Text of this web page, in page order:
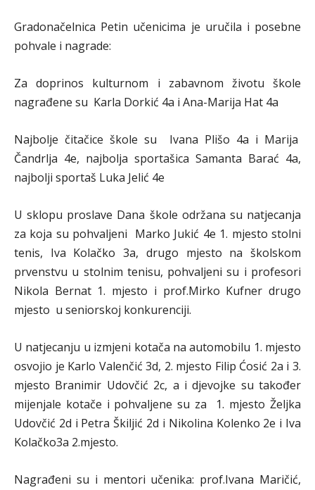
Gradonačelnica Petin učenicima je uručila i posebne
pohvale i nagrade:
Za doprinos kulturnom i zabavnom životu škole
nagrađene su Karla Dorkić 4a i Ana-Marija Hat 4a
Najbolje čitačice škole su Ivana Plišo 4a i Marija
Čandrlja 4e, najbolja sportašica Samanta Barać 4a,
najbolji sportaš Luka Jelić 4e
U sklopu proslave Dana škole održana su natjecanja
za koja su pohvaljeni Marko Jukić 4e 1. mjesto stolni
tenis, Iva Kolačko 3a, drugo mjesto na školskom
prvenstvu u stolnim tenisu, pohvaljeni su i profesori
Nikola Bernat 1. mjesto i prof.Mirko Kufner drugo
mjesto u seniorskoj konkurenciji.
U natjecanju u izmjeni kotača na automobilu 1. mjesto
osvojio je Karlo Valenčić 3d, 2. mjesto Filip Ćosić 2a i 3.
mjesto Branimir Udovčić 2c, a i djevojke su također
mijenjale kotače i pohvaljene su za 1. mjesto Željka
Udovčić 2d i Petra Škiljić 2d i Nikolina Kolenko 2e i Iva
Kolačko3a 2.mjesto.
Nagrađeni su i mentori učenika: prof.Ivana Maričić,